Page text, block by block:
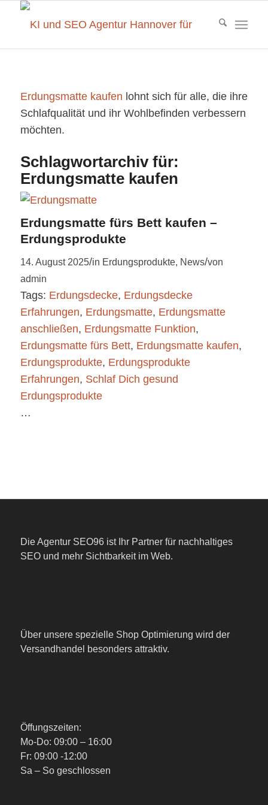
Erdungsmatte kaufen lohnt sich für alle, die ihre
Schlafqualität und ihr Wohlbefinden verbessern
möchten.
Schlagwortarchiv für:
Erdungsmatte kaufen
Erdungsmatte fürs Bett kaufen –
Erdungsprodukte
14. August 2025/in Erdungsprodukte, News/von
admin
Tags: Erdungsdecke, Erdungsdecke
Erfahrungen, Erdungsmatte, Erdungsmatte
anschließen, Erdungsmatte Funktion,
Erdungsmatte fürs Bett, Erdungsmatte kaufen,
Erdungsprodukte, Erdungsprodukte
Erfahrungen, Schlaf Dich gesund
Erdungsprodukte
…
Die Agentur SEO96 ist Ihr Partner für nachhaltiges
SEO und mehr Sichtbarkeit im Web.
Über unsere spezielle Shop Optimierung wird der
Versandhandel besonders attraktiv.
Öffungszeiten:
Mo-Do: 09:00 – 16:00
Fr: 09:00 -12:00
Sa – So geschlossen